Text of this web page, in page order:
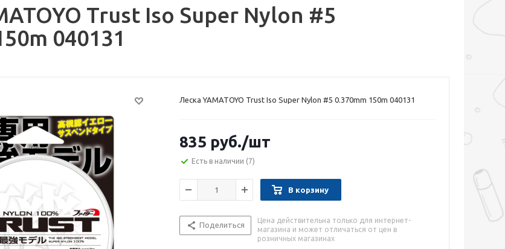
Trust Iso Super Nylon #5
040131
Леска YAMATOYO Trust Iso Super Nylon #5 0.370mm 150m 040131
835 руб./шт
Есть в наличии (7)
В корзину
Поделиться
Цена действительна только для интернет-
магазина и может отличаться от цен в
розничных магазинах